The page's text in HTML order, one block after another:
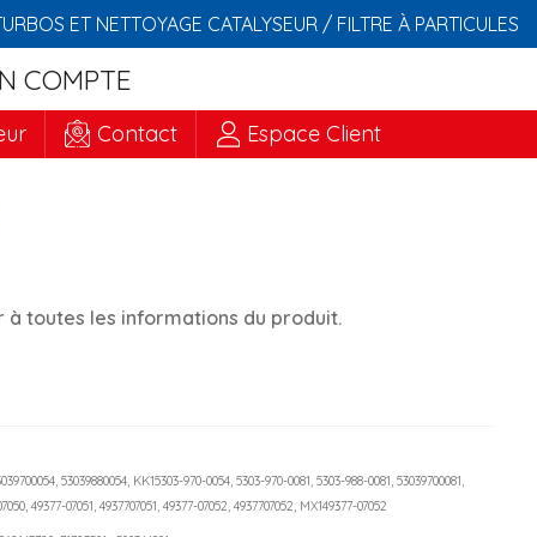
ET NETTOYAGE CATALYSEUR / FILTRE À PARTICULES
COMPTE
Contact Espace Client
toutes les informations du produit.
53039880054, KK15303-970-0054, 5303-970-0081, 5303-988-0081, 53039700081,
49377-07051, 4937707051, 49377-07052, 4937707052, MX149377-07052